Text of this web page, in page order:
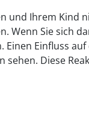
und Ihrem Kind
Wenn Sie sich
Einen Einfluss auf
sehen. Diese